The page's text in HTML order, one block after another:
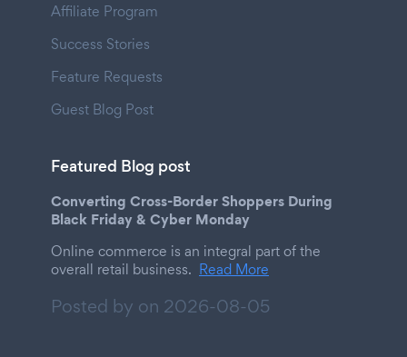
Affiliate Program
Success Stories
Feature Requests
Guest Blog Post
Featured Blog post
Converting Cross-Border Shoppers During
Black Friday & Cyber Monday
Online commerce is an integral part of the
overall retail business. Read More
Posted by on 2026-08-05